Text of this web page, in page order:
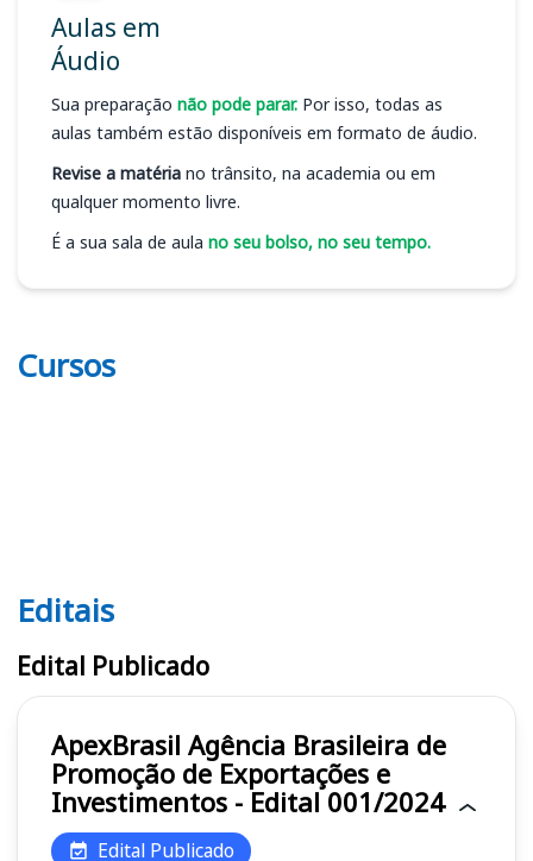
Aulas em
Áudio
Sua preparação não pode parar. Por isso, todas as
aulas também estão disponíveis em formato de áudio.
Revise a matéria no trânsito, na academia ou em
qualquer momento livre.
É a sua sala de aula no seu bolso, no seu tempo.
Cursos
Editais Apex-Brasil
Editais
Edital Publicado
ApexBrasil Agência Brasileira de
Promoção de Exportações e
Investimentos - Edital 001/2024
Edital Publicado